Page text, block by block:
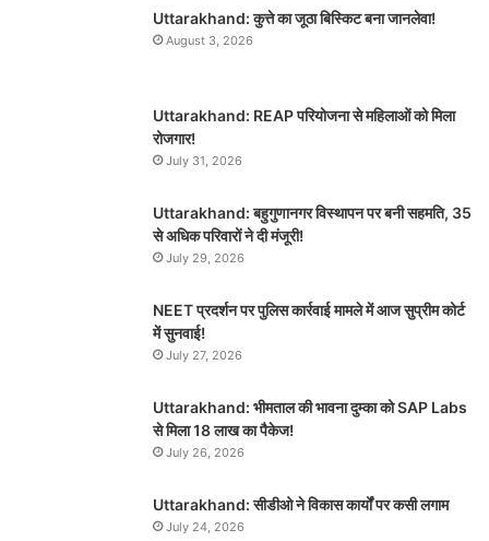
Uttarakhand: कुत्ते का जूठा बिस्किट बना जानलेवा!
August 3, 2026
Uttarakhand: REAP परियोजना से महिलाओं को मिला
रोजगार!
July 31, 2026
Uttarakhand: बहुगुणानगर विस्थापन पर बनी सहमति, 35
से अधिक परिवारों ने दी मंजूरी!
July 29, 2026
NEET प्रदर्शन पर पुलिस कार्रवाई मामले में आज सुप्रीम कोर्ट
में सुनवाई!
July 27, 2026
Uttarakhand: भीमताल की भावना दुम्का को SAP Labs
से मिला 18 लाख का पैकेज!
July 26, 2026
Uttarakhand: सीडीओ ने विकास कार्यों पर कसी लगाम
July 24, 2026